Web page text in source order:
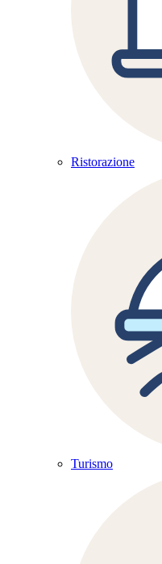
Ristorazione
Turismo